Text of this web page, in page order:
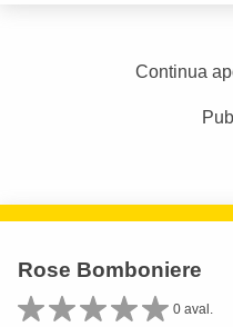
Continua
Rose Bomboniere
0 aval.